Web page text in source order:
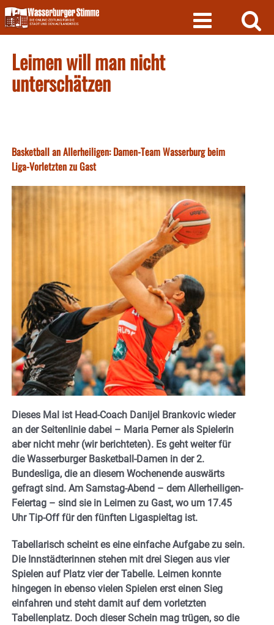
Skip
to
content
Leimen will man nicht
unterschätzen
Basketball an Allerheiligen: Damen-Team Wasserburg beim
Liga-Vorletzten zu Gast
Dieses Mal ist Head-Coach Danijel Brankovic wieder
an der Seitenlinie dabei – Maria Perner als Spielerin
aber nicht mehr (wir berichteten). Es geht weiter für
die Wasserburger Basketball-Damen in der 2.
Bundesliga, die an diesem Wochenende auswärts
gefragt sind. Am Samstag-Abend – dem Allerheiligen-
Feiertag – sind sie in Leimen zu Gast, wo um 17.45
Uhr Tip-Off für den fünften Ligaspieltag ist.
Tabellarisch scheint es eine einfache Aufgabe zu sein.
Die Innstädterinnen stehen mit drei Siegen aus vier
Spielen auf Platz vier der Tabelle. Leimen konnte
hingegen in ebenso vielen Spielen erst einen Sieg
einfahren und steht damit auf dem vorletzten
Tabellenplatz. Doch dieser Schein mag trügen, so die